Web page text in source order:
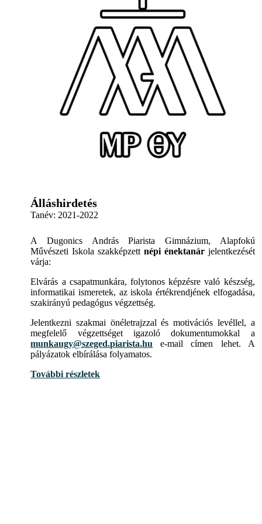
Álláshirdetés
Tanév: 2021-2022
A Dugonics András Piarista Gimnázium, Alapfokú
Művészeti Iskola szakképzett népi énektanárjelentkezését
várja:
Elvárás a csapatmunkára, folytonos képzésre való készség,
informatikai ismeretek, az iskola értékrendjének elfogadása,
szakirányú pedagógus végzettség.
Jelentkezni szakmai önéletrajzzal és motivációs levéllel, a
megfelelő végzettséget igazoló dokumentumokkal a
munkaugy@szeged.piarista.hu e-mail címen lehet. A
pályázatok elbírálása folyamatos.
További részletek